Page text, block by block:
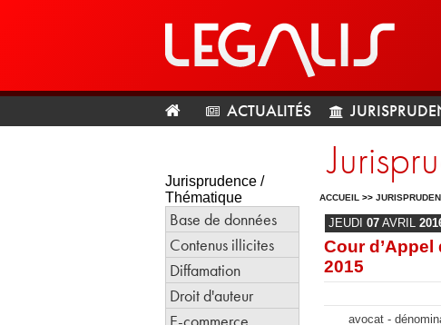
ACTUALITÉS
Jurisprudence /
Thématique
Base de données
Contenus illicites
Diffamation
Droit d'auteur
ACCUEIL >>
JEUDI 07 AVRIL
Cour d’Appel
2015
avocat -